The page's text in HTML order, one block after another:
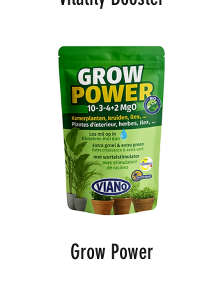
Grow Power